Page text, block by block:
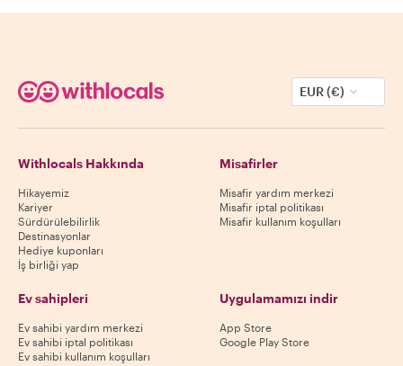
EUR (€)
Withlocals Hakkında
Hikayemiz
Kariyer
Sürdürülebilirlik
Destinasyonlar
Hediye kuponları
İş birliği yap
Misafirler
Misafir yardım merkezi
Misafir iptal politikası
Misafir kullanım koşulları
Ev sahipleri
Ev sahibi yardım merkezi
Ev sahibi iptal politikası
Ev sahibi kullanım koşulları
Uygulamamızı indir
App Store
Google Play Store